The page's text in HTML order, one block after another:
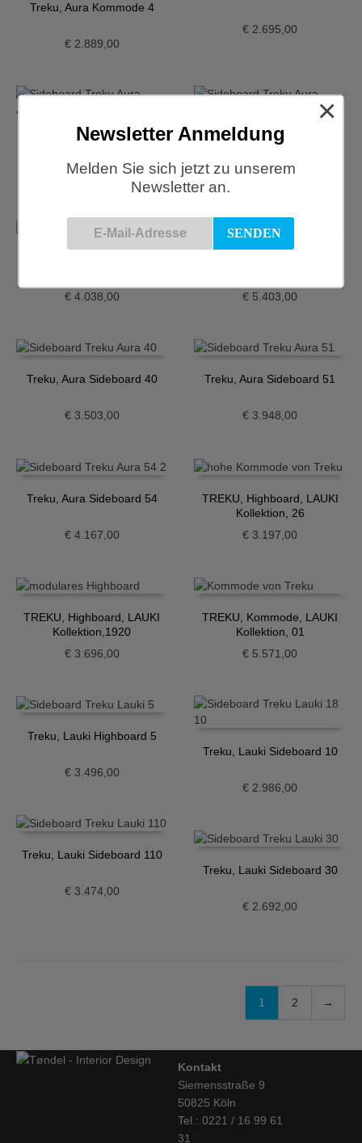
Treku, Aura Kommode 4
€2.889,00
€ 2.695,00
Treku, Aura Konsole 6
€2.665,00
Treku, Aura Sideboard 1
€3.224,00
€4.038,00 € 5.403,00
Treku, Aura Sideboard 40
€3.503,00
Treku, Aura Sideboard 51
€ 3.948,00
Treku, Aura Sideboard 54
€4.167,00
TREKU, Highboard, LAUKI
Kollektion, 26
€ 3.197,00
TREKU, Highboard, LAUKI
Kollektion,1920
€3.696,00
TREKU, Kommode, LAUKI
Kollektion, 01
€ 5.571,00
Treku, Lauki Highboard 5
€3.496,00
Treku, Lauki Sideboard 10
€ 2.986,00
Treku, Lauki Sideboard 110
€3.474,00
Treku, Lauki Sideboard 30
€ 2.692,00
1 2 →
Kontakt
Siemensstraße 9
50825 Köln
Tel.: 0221 / 16 99 61
31
Newsletter Anmeldung
Melden Sie sich jetzt zu unserem
Newsletter an.
×